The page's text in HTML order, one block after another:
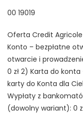
00 19019
Oferta Credit Agricole
Konto – bezpłatne
otwarcie i
0 zł 2) Karta do
karty do Konta dla
Wypłaty z
(dowolny wariant): 0